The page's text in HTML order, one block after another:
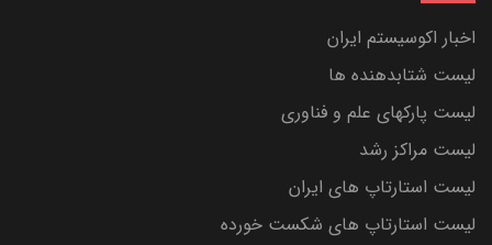
اخبار اکوسیستم ایران
لیست شتابدهنده ها
لیست پارکهای علم و فناوری
لیست مراکز رشد
لیست استارتاپ های ایران
لیست استارتاپ های شکست خورده